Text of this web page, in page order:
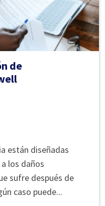
de
están diseñadas
los daños
sufre después de
caso puede...